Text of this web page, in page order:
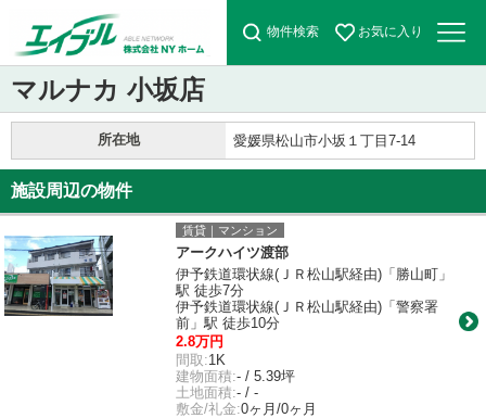
物件検索 お気に入り
マルナカ 小坂店
所在地 愛媛県松山市小坂１丁目7-14
施設周辺の物件
賃貸｜マンション
アークハイツ渡部
伊予鉄道環状線(ＪＲ松山駅経由)「勝山町」
駅 徒歩7分
伊予鉄道環状線(ＪＲ松山駅経由)「警察署
前」駅 徒歩10分
2.8万円
間取:1K
建物面積:- / 5.39坪
土地面積:- / -
敷金/礼金:0ヶ月/0ヶ月